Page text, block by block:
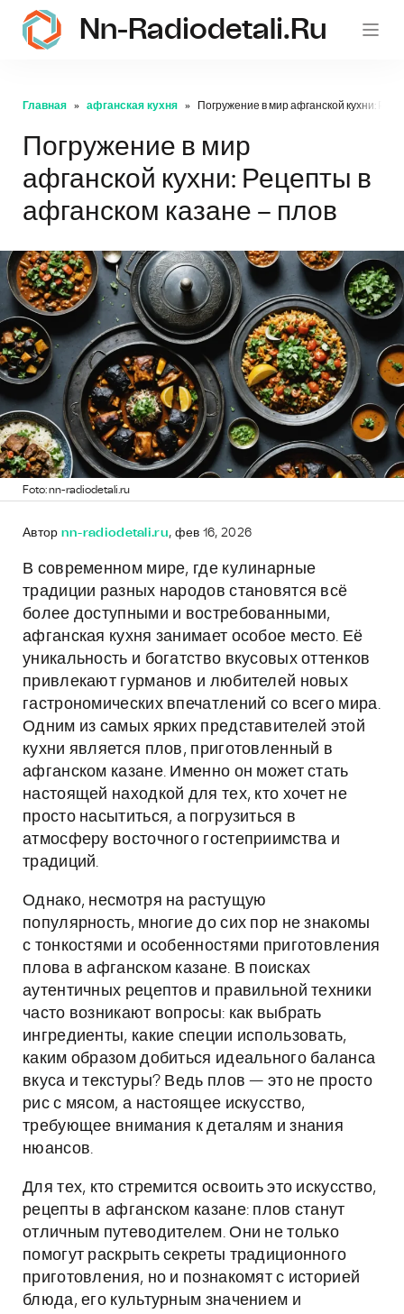
Nn-Radiodetali.ru
Главная афганская кухня Погружение в мир афганской кухни:
Погружение в мир
афганской кухни: Рецепты в
афганском казане – плов
Foto: nn-radiodetali.ru
Автор nn-radiodetali.ru, фев 16, 2026
В современном мире, где кулинарные
традиции разных народов становятся всё
более доступными и востребованными,
афганская кухня занимает особое место. Её
уникальность и богатство вкусовых оттенков
привлекают гурманов и любителей новых
гастрономических впечатлений со всего мира.
Одним из самых ярких представителей этой
кухни является плов, приготовленный в
афганском казане. Именно он может стать
настоящей находкой для тех, кто хочет не
просто насытиться, а погрузиться в
атмосферу восточного гостеприимства и
традиций.
Однако, несмотря на растущую
популярность, многие до сих пор не знакомы
с тонкостями и особенностями приготовления
плова в афганском казане. В поисках
аутентичных рецептов и правильной техники
часто возникают вопросы: как выбрать
ингредиенты, какие специи использовать,
каким образом добиться идеального баланса
вкуса и текстуры? Ведь плов — это не просто
рис с мясом, а настоящее искусство,
требующее внимания к деталям и знания
нюансов.
Для тех, кто стремится освоить это искусство,
рецепты в афганском казане: плов станут
отличным путеводителем. Они не только
помогут раскрыть секреты традиционного
приготовления, но и познакомят с историей
блюда, его культурным значением и